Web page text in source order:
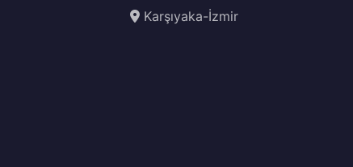
Karşıyaka-İzmir